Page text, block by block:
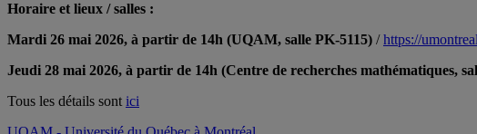
Horaire et lieux / salles :
Mardi 26 mai 2026, à partir de 14h (UQAM, salle PK-5115) /https://
Jeudi 28 mai 2026, à partir de 14h (Centre de recherches mathématiques,
Tous les détails sontici